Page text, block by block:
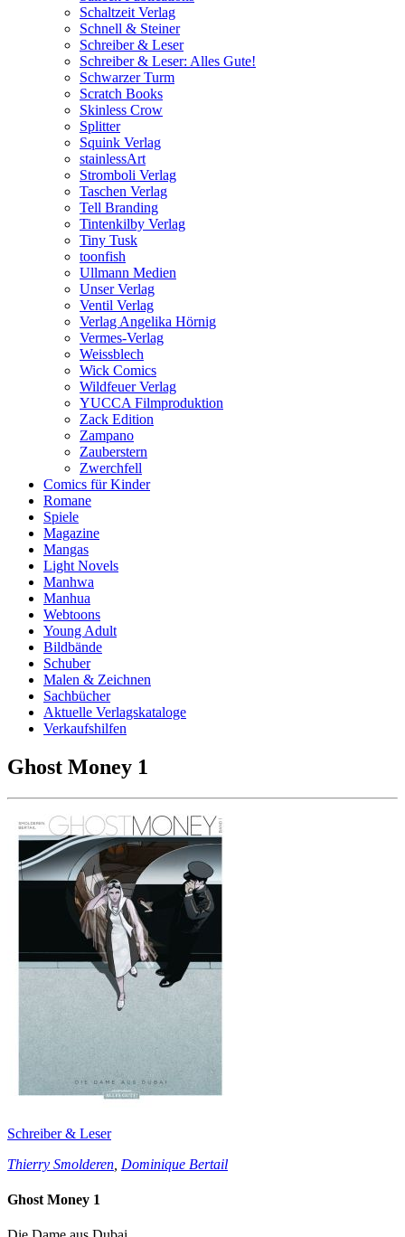
Schaltzeit Verlag
Schnell & Steiner
Schreiber & Leser
Schreiber & Leser: Alles Gute!
Schwarzer Turm
Scratch Books
Skinless Crow
Splitter
Squink Verlag
stainlessArt
Stromboli Verlag
Taschen Verlag
Tell Branding
Tintenkilby Verlag
Tiny Tusk
toonfish
Ullmann Medien
Unser Verlag
Ventil Verlag
Verlag Angelika Hörnig
Vermes-Verlag
Weissblech
Wick Comics
Wildfeuer Verlag
YUCCA Filmproduktion
Zack Edition
Zampano
Zauberstern
Zwerchfell
Comics für Kinder
Romane
Spiele
Magazine
Mangas
Light Novels
Manhwa
Manhua
Webtoons
Young Adult
Bildbände
Schuber
Malen & Zeichnen
Sachbücher
Aktuelle Verlagskataloge
Verkaufshilfen
Ghost Money 1
Schreiber & Leser
Thierry Smolderen Dominique Bertail
Ghost Money 1